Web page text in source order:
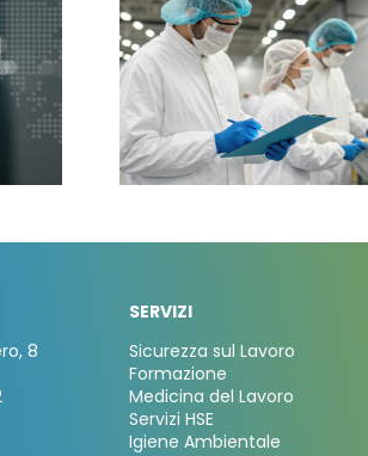
8
SERVIZI
Sicurezza sul Lavoro
Formazione
Medicina del Lavoro
Servizi HSE
Igiene Ambientale